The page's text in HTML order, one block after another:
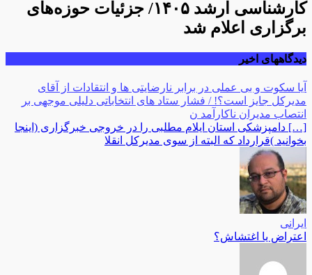
کارشناسی ارشد ۱۴۰۵/ جزئیات حوزه‌های
برگزاری اعلام شد
دیدگاههای اخیر
آیا سکوت و بی عملی در برابر نارضایتی ها و انتقادات از آقای
مدیرکل جایز است؟! / فشار ستاد های انتخاباتی دلیلی موجهی بر
انتصاب مدیران ناکارآمد ن
[…] دامپزشکی استان ایلام مطلبی را در خروجی خبرگزاری (اینجا
بخوانید )قرارداد که البته از سوی مدیرکل انقلا
ایرانی
اعتراض یا اغتشاش؟